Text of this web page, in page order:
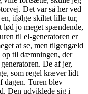
Det var så her ved
ifølge skiltet lille tur,
lød jo meget spændende,
til el-generatoren er
at se, men tilgengæld
op til dæmningen, der
De af jer,
som regel kræver lidt
dagen. Turen blev
Den udviklede sig i